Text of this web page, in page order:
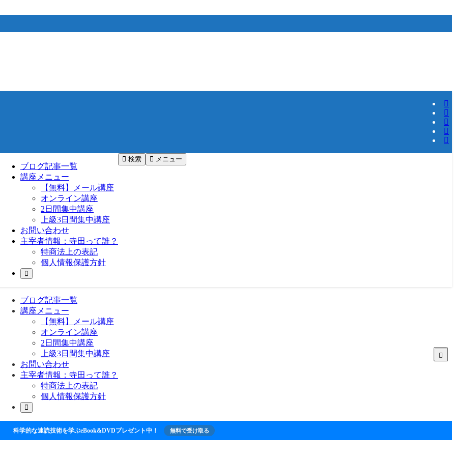
ブログ記事一覧
講座メニュー
【無料】メール講座
オンライン講座
2日間集中講座
上級3日間集中講座
お問い合わせ
主宰者情報：寺田って誰？
特商法上の表記
個人情報保護方針
検索 メニュー
ブログ記事一覧
講座メニュー
【無料】メール講座
オンライン講座
2日間集中講座
上級3日間集中講座
お問い合わせ
主宰者情報：寺田って誰？
特商法上の表記
個人情報保護方針
科学的な速読技術を学ぶeBook&DVDプレゼント中！ 無料で受け取る